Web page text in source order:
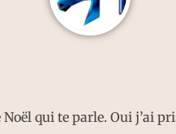
qui te parle. Oui j’ai